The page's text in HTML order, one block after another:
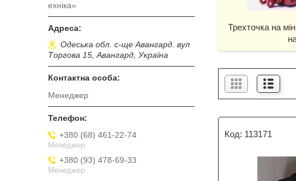
Трехточка на
113171
ехніка»
Одеська обл. с-ще Авангард. вул
Торгова 15, Авангард, Україна
Менеджер
+380 (68) 461-22-74
Менеджер
+380 (93) 478-69-33
Менеджер